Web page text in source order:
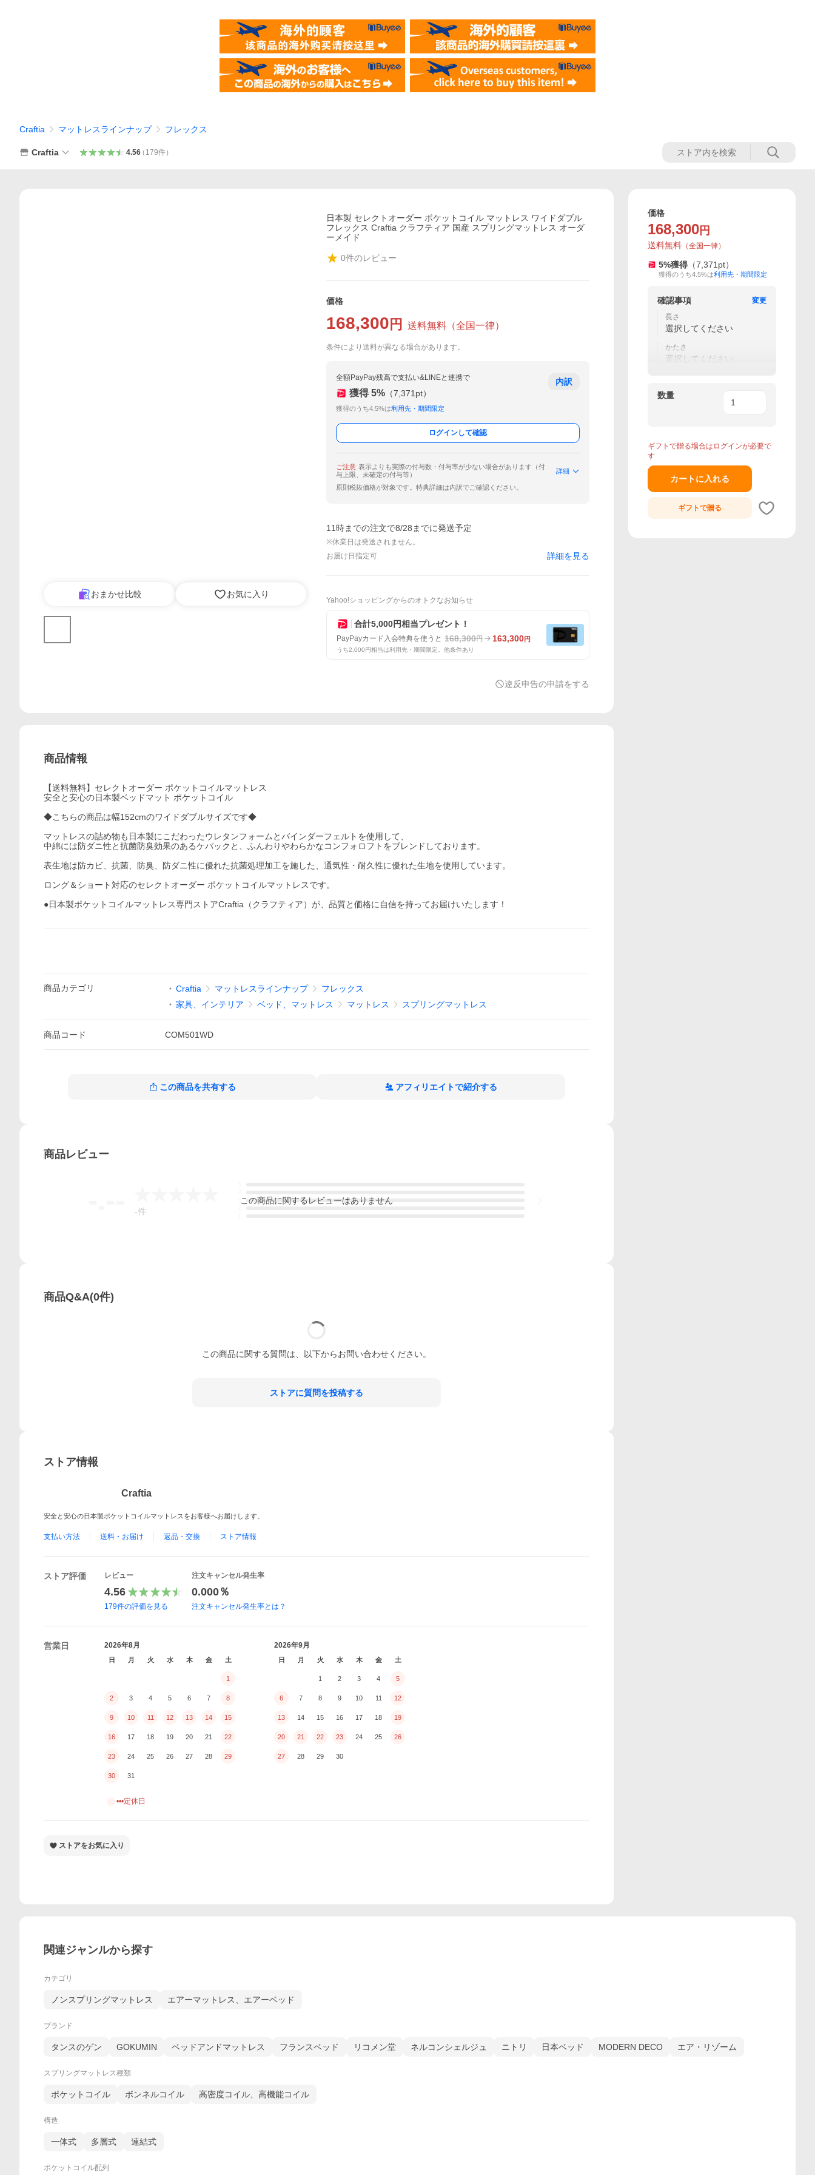
Craftia マットレスラインナップ フレックス
Craftia 4.56（ 179件）
おまかせ比較 お気に入り
日本製 セレクトオーダー ポケットコイル マットレス ワイドダブル
フレックス Craftia クラフティア 国産 スプリングマットレス オーダ
ーメイド
0件のレビュー
価格
168,300 円 送料無料 （全国一律）
条件により送料が異なる場合があります。
全額PayPay残高で支払い&LINEと連携で
獲得 5% （7,371 pt）
獲得のうち4.5%は利用先・期間限定
内訳
ログインして確認
ご注意 表示よりも実際の付与数・付与率が少ない場合があります（付
与上限、未確定の付与等）
詳細
原則税抜価格が対象です。特典詳細は内訳でご確認ください。
11時までの注文で8/28までに発送予定
※休業日は発送されません。
お届け日指定可
詳細を見る
Yahoo!ショッピングからのオトクなお知らせ
合計5,000円相当プレゼント！
PayPayカード入会特典を使うと 168,300円 163,300円
うち2,000円相当は利用先・期間限定。他条件あり
違反申告の申請をする
商品情報
【送料無料】セレクトオーダー ポケットコイルマットレス
安全と安心の日本製ベッドマット ポケットコイル
◆こちらの商品は幅152cmのワイドダブルサイズです◆
マットレスの詰め物も日本製にこだわったウレタンフォームとバインダーフェルトを使用して、
中綿には防ダニ性と抗菌防臭効果のあるケパックと、ふんわりやわらかなコンフォロフトをブレンドしております。
表生地は防カビ、抗菌、防臭、防ダニ性に優れた抗菌処理加工を施した、通気性・耐久性に優れた生地を使用しています。
ロング＆ショート対応のセレクトオーダー ポケットコイルマットレスです。
●日本製ポケットコイルマットレス専門ストアCraftia（クラフティア）が、品質と価格に自信を持ってお届けいたします！
商品カテゴリ Craftia マットレスラインナップ
フレックス
家具、インテリア
ベッド、マットレス マットレス スプリングマットレス
商品コード COM501WD
この商品を共有する アフィリエイトで紹介する
商品レビュー
-件
この商品に関するレビューはありません
商品Q&A(0件)
この商品に関する質問は、以下からお問い合わせください。
ストアに質問を投稿する
ストア情報
Craftia
安全と安心の日本製ポケットコイルマットレスをお客様へお届けします。
支払い方法 送料・お届け 返品・交換 ストア情報
ストア評価 レビュー
4.56
179件の評価を見る
注文キャンセル発生率
0.000％
注文キャンセル発生率とは？
営業日 2026年8月
日 月 火 水 木 金 土
1
2 3 4 5 6 7 8
9 10 11 12 13 14 15
16 17 18 19 20 21 22
23 24 25 26 27 28 29
30 31
2026年9月
日 月 火 水 木 金 土
1 2 3 4 5
6 7 8 9 10 11 12
13 14 15 16 17 18 19
20 21 22 23 24 25 26
27 28 29 30
•••定休日
ストアをお気に入り
価格
168,300 円
送料無料 （全国一律）
5%獲得 （7,371 pt）
獲得のうち4.5%は利用先・期間限定
確認事項
変更
長さ
選択してください
かたさ
選択してください
数量
ギフトで贈る場合はログインが必要で
す
カートに入れる
ギフトで贈る
関連ジャンルから探す
カテゴリ
ノンスプリングマットレス エアーマットレス、エアーベッド
ブランド
タンスのゲン GOKUMIN ベッドアンドマットレス フランスベッド リコメン堂 ネルコンシェルジュ ニトリ 日本ベッド MODERN DECO エア・リゾーム
スプリングマットレス種類
ポケットコイル ボンネルコイル 高密度コイル、高機能コイル
構造
一体式 多層式 連結式
ポケットコイル配列